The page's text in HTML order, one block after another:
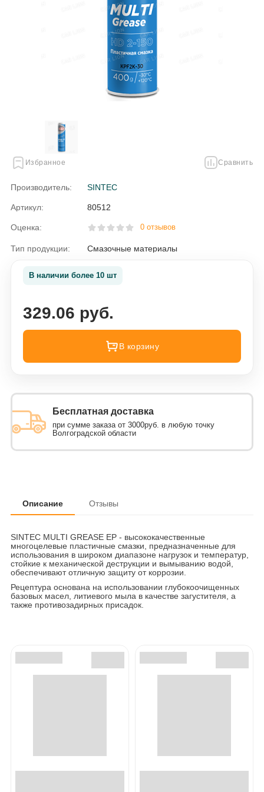
Избранное Сравнить
Производитель: SINTEC
Артикул: 80512
Оценка: 0 отзывов
Тип продукции: Смазочные материалы
В наличии более 10 шт
329.06 руб.
В корзину
Бесплатная доставка
при сумме заказа от 3000руб. в любую точку
Волгоградской области
Описание Отзывы
SINTEC MULTI GREASE EP - высококачественные
многоцелевые пластичные смазки, предназначенные для
использования в широком диапазоне нагрузок и температур,
стойкие к механической деструкции и вымыванию водой,
обеспечивают отличную защиту от коррозии.
Рецептура основана на использовании глубокоочищенных
базовых масел, литиевого мыла в качестве загустителя, а
также противозадирных присадок.